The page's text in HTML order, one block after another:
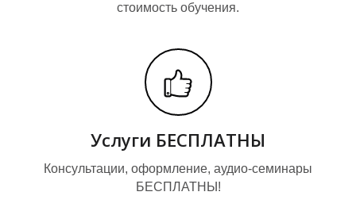
стоимость обучения.
Услуги БЕСПЛАТНЫ
Консультации, оформление, аудио-семинары
БЕСПЛАТНЫ!